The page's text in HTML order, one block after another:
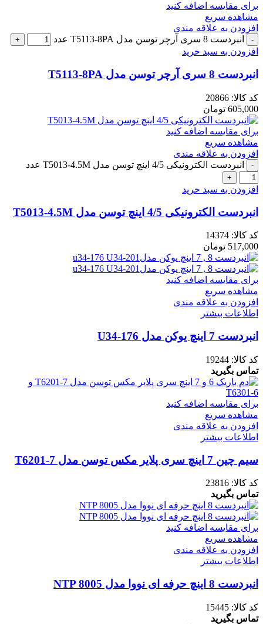
برای مقایسه اضافه کنید
مشاهده سریع
افزودن به علاقه مندی
انبردست 8 سری آرچر توسن مدل T5113-8PA عدد
افزودن به سبد خرید
انبردست 8 سری آرچر توسن مدل T5113-8PA
کد کالا: 20866
605,000 تومان
برای مقایسه اضافه کنید
مشاهده سریع
افزودن به علاقه مندی
انبردست الکترونیکی 4/5 اینچ توسن مدل T5013-4.5M عدد
افزودن به سبد خرید
انبردست الکترونیکی 4/5 اینچ توسن مدل T5013-4.5M
کد کالا: 14374
517,000 تومان
برای مقایسه اضافه کنید
مشاهده سریع
افزودن به علاقه مندی
اطلاعات بیشتر
انبردست 7 اینچ یوکن مدل U34-176
کد کالا: 19244
تماس بگیرید
برای مقایسه اضافه کنید
مشاهده سریع
افزودن به علاقه مندی
اطلاعات بیشتر
سیم چین 7 اینچ سری پلایر مکس توسن مدل T6201-7
کد کالا: 23816
تماس بگیرید
برای مقایسه اضافه کنید
مشاهده سریع
افزودن به علاقه مندی
اطلاعات بیشتر
انبردست 8 اینچ حرفه ای نووا مدل NTP 8005
کد کالا: 15445
تماس بگیرید